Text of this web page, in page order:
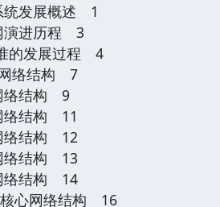
发展概述 1
演进历程 3
的发展过程 4
络结构 7
络结构 9
络结构 11
络结构 12
络结构 13
络结构 14
心网络结构 16